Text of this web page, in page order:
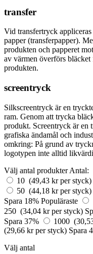
transfer
Vid transfertryck
papper (transferpapper).
produkten och papperet
av värmen överförs
produkten.
screentryck
Silkscreentryck är en
ram. Genom att trycka
produkt. Screentryck är en
grafiska ändamål och
omkring: På grund av
logotypen inte alltid
Välj antal produkter Antal:
10 (49,43 kr per styck)
50 (44,18 kr per styck)
Spara 18% Populäraste
250 (34,04 kr per styck)
Spara 37%
1000
(29,66 kr per styck) Spara
Välj antal